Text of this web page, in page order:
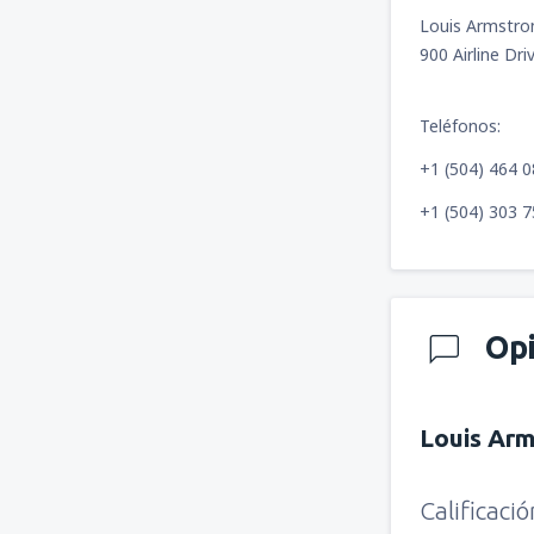
Louis
900 Airline
Teléfonos:
+1 (504) 464
+1 (504) 303
Louis